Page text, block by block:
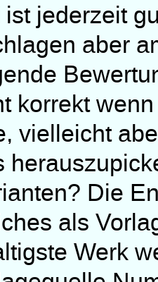
jederzeit
aber
korrekt
vielleicht
Die
als
Werk